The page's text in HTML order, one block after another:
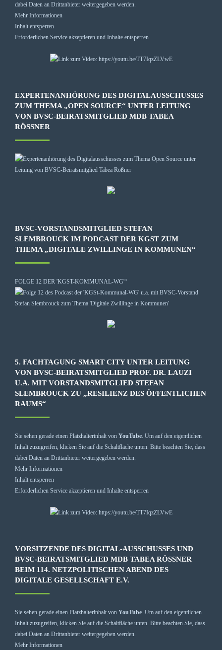
dabei Daten an Drittanbieter weitergegeben werden.
Mehr Informationen
Inhalt entsperren
Erforderlichen Service akzeptieren und Inhalte entsperren
EXPERTENANHÖRUNG DES DIGITALAUSSCHUSSES
ZUM THEMA „OPEN SOURCE“ UNTER LEITUNG
VON BVSC-BEIRATSMITGLIED MDB TABEA
RÖSSNER
BVSC-VORSTANDSMITGLIED STEFAN
SLEMBROUCK IM PODCAST DER KGST ZUM
THEMA „DIGITALE ZWILLINGE IN KOMMUNEN“
FOLGE 12 DER 'KGST-KOMMUNAL-WG'“
5. FACHTAGUNG SMART CITY UNTER LEITUNG
VON BVSC-BEIRATSMITGLIED PROF. DR. LAUZI
U.A. MIT VORSTANDSMITGLIED STEFAN
SLEMBROUCK ZU „RESILIENZ DES ÖFFENTLICHEN
RAUMS“
Sie sehen gerade einen Platzhalterinhalt von YouTube. Um auf den eigentlichen
Inhalt zuzugreifen, klicken Sie auf die Schaltfläche unten. Bitte beachten Sie, dass
dabei Daten an Drittanbieter weitergegeben werden.
Mehr Informationen
Inhalt entsperren
Erforderlichen Service akzeptieren und Inhalte entsperren
VORSITZENDE DES DIGITAL-AUSSCHUSSES UND
BVSC-BEIRATSMITGLIED MDB TABEA RÖSSNER B
EIM 114. NETZPOLITISCHEN ABEND DES D
IGITALE GESELLSCHAFT E.V.
Sie sehen gerade einen Platzhalterinhalt von YouTube. Um auf den eigentlichen
Inhalt zuzugreifen, klicken Sie auf die Schaltfläche unten. Bitte beachten Sie, dass
dabei Daten an Drittanbieter weitergegeben werden.
Mehr Informationen